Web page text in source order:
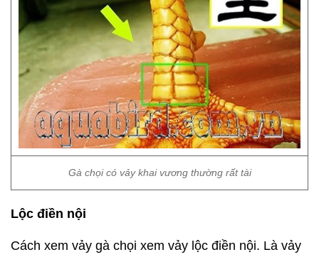
Gà chọi có vảy khai vương thường rất tài
Lộc điền nội
Cách xem vảy gà chọi xem vảy lộc điền nội. Là vảy